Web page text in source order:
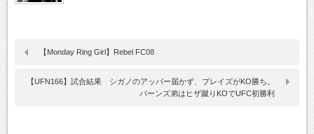
【Monday Ring Girl】Rebel FC08
【UFN166】試合結果 シガノのアッパー届かず、ブレイズがKO勝ち。
バーンズ弟はヒザ蹴りKOでUFC初勝利